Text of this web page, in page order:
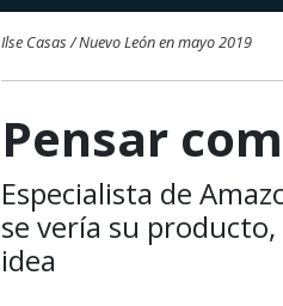
Ilse Casas / Nuevo León en mayo 2019
Pensar
Especialista de
se vería su
idea